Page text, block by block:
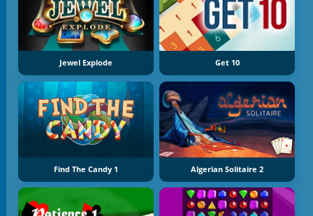
Jewel Explode Get 10
Find The Candy 1 Algerian Solitaire 2